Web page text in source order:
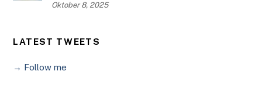
Oktober 8, 2025
LATEST TWEETS
→ Follow me